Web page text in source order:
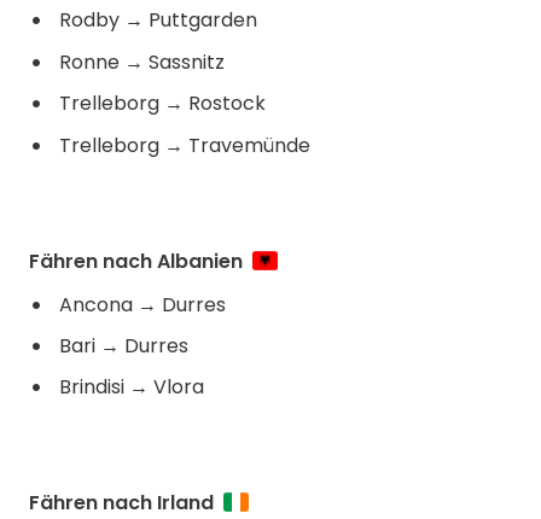
Rodby → Puttgarden
Ronne → Sassnitz
Trelleborg → Rostock
Trelleborg → Travemünde
Fähren nach Albanien
Ancona → Durres
Bari → Durres
Brindisi → Vlora
Fähren nach Irland